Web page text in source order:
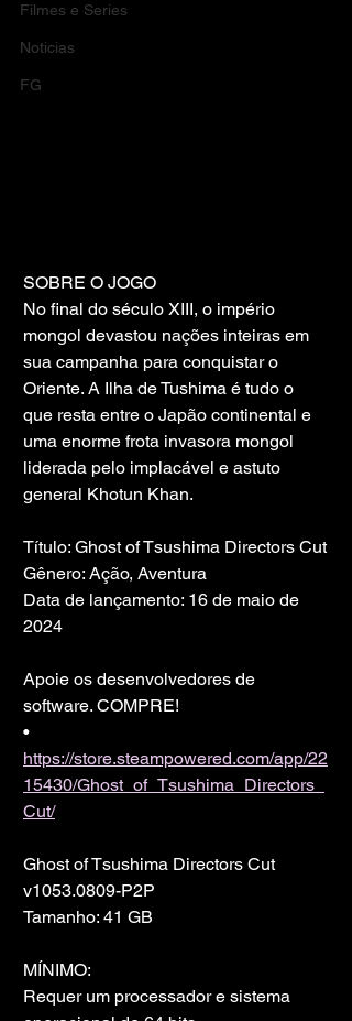
Filmes e Series
Noticias
FG
SOBRE O JOGO
No final do século XIII, o império
mongol devastou nações inteiras em
sua campanha para conquistar o
Oriente. A Ilha de Tushima é tudo o
que resta entre o Japão continental e
uma enorme frota invasora mongol
liderada pelo implacável e astuto
general Khotun Khan.
Título: Ghost of Tsushima Directors Cut
Gênero: Ação, Aventura
Data de lançamento: 16 de maio de
2024
Apoie os desenvolvedores de
software. COMPRE!
•
https://store.steampowered.com/app/22
15430/Ghost_of_Tsushima_Directors_
Cut/
Ghost of Tsushima Directors Cut
v1053.0809-P2P
Tamanho: 41 GB
MÍNIMO:
Requer um processador e sistema